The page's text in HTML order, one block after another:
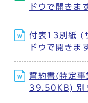
ドウで開き
付表13別紙 (
ドウで開きま
誓約書(特定事
39.50KB) 別